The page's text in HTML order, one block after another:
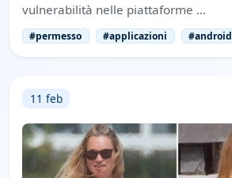
vulnerabilità nelle piattaforme …
#permesso #applicazioni #android
11 feb